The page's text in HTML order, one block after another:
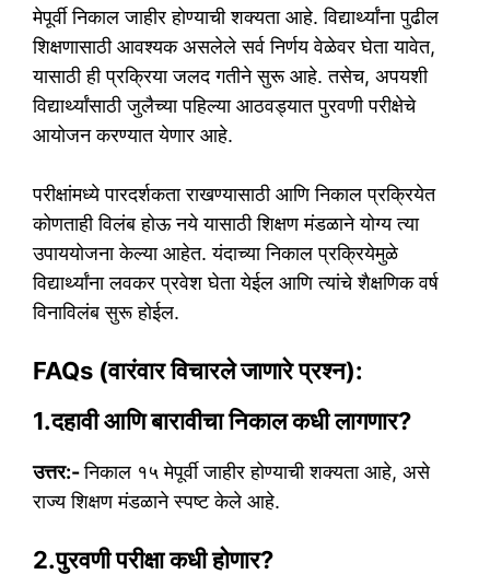
मेपूर्वी निकाल जाहीर होण्याची शक्यता आहे. विद्यार्थ्यांना पुढील
शिक्षणासाठी आवश्यक असलेले सर्व निर्णय वेळेवर घेता यावेत,
यासाठी ही प्रक्रिया जलद गतीने सुरू आहे. तसेच, अपयशी
विद्यार्थ्यांसाठी जुलैच्या पहिल्या आठवड्यात पुरवणी परीक्षेचे
आयोजन करण्यात येणार आहे.
परीक्षांमध्ये पारदर्शकता राखण्यासाठी आणि निकाल प्रक्रियेत
कोणताही विलंब होऊ नये यासाठी शिक्षण मंडळाने योग्य त्या
उपाययोजना केल्या आहेत. यंदाच्या निकाल प्रक्रियेमुळे
विद्यार्थ्यांना लवकर प्रवेश घेता येईल आणि त्यांचे शैक्षणिक वर्ष
विनाविलंब सुरू होईल.
FAQs (वारंवार विचारले जाणारे प्रश्न):
1.दहावी आणि बारावीचा निकाल कधी लागणार?
उत्तर:-निकाल १५ मेपूर्वी जाहीर होण्याची शक्यता आहे, असे
राज्य शिक्षण मंडळाने स्पष्ट केले आहे.
2.पुरवणी परीक्षा कधी होणार?